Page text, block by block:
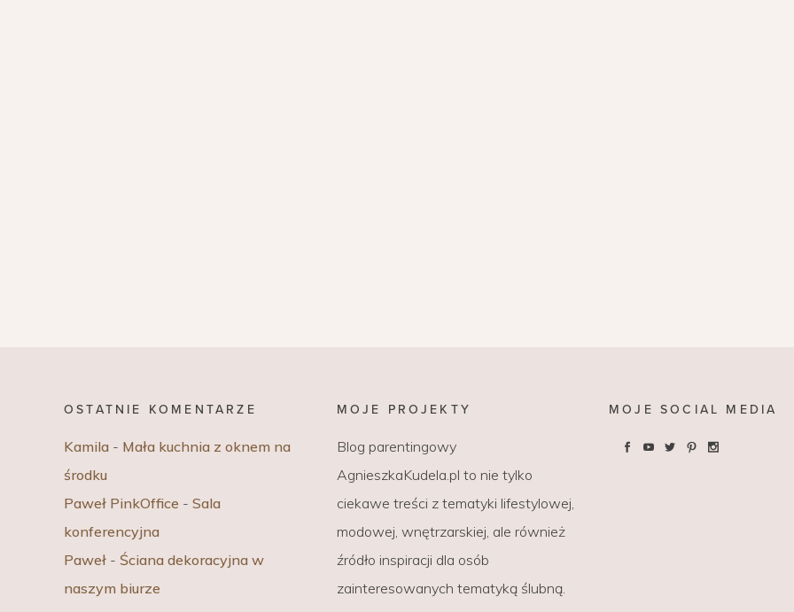
OSTATNIE KOMENTARZE
Kamila - Mała kuchnia z oknem na
środku
Paweł PinkOffice - Sala
konferencyjna
Paweł - Ściana dekoracyjna w
naszym biurze
MOJE PROJEKTY
Blog parentingowy
AgnieszkaKudela.pl to nie tylko
ciekawe treści z tematyki lifestylowej,
modowej, wnętrzarskiej, ale również
źródło inspiracji dla osób
zainteresowanych tematyką ślubną.
MOJE SOCIAL MEDIA